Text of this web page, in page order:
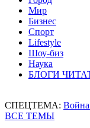
Мир
Бизнес
Спорт
Lifestyle
Шоу-биз
Наука
БЛОГИ
СПЕЦТЕМА:
ВСЕ ТЕМЫ